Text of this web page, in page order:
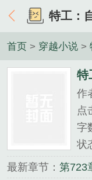
特工：
首页 > 穿越小说 >
特
作
点
字
状
最新章节： 第723